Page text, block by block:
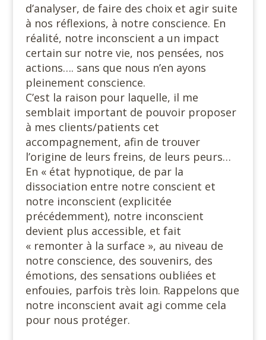
d’analyser, de faire des choix et agir suite
à nos réflexions, à notre conscience. En
réalité, notre inconscient a un impact
certain sur notre vie, nos pensées, nos
actions…. sans que nous n’en ayons
pleinement conscience.
C’est la raison pour laquelle, il me
semblait important de pouvoir proposer
à mes clients/patients cet
accompagnement, afin de trouver
l’origine de leurs freins, de leurs peurs…
En « état hypnotique, de par la
dissociation entre notre conscient et
notre inconscient (explicitée
précédemment), notre inconscient
devient plus accessible, et fait
« remonter à la surface », au niveau de
notre conscience, des souvenirs, des
émotions, des sensations oubliées et
enfouies, parfois très loin. Rappelons que
notre inconscient avait agi comme cela
pour nous protéger.